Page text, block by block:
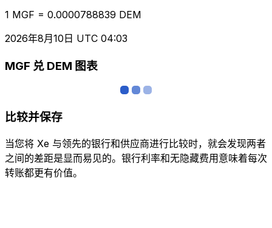
1 MGF = 0.0000788839 DEM
2026年8月10日 UTC 04:03
MGF 兑 DEM 图表
比较并保存
当您将 Xe 与领先的银行和供应商进行比较时，就会发现两者
之间的差距是显而易见的。银行利率和无隐藏费用意味着每次
转账都更有价值。